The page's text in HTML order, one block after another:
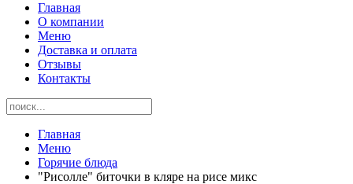
Главная
О компании
Меню
Доставка и оплата
Отзывы
Контакты
Главная
Меню
Горячие блюда
"Рисолле" биточки в кляре на рисе микс